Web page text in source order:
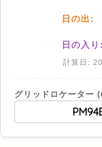
日の出:
日の入り:
計算日:
グリッドロケーター